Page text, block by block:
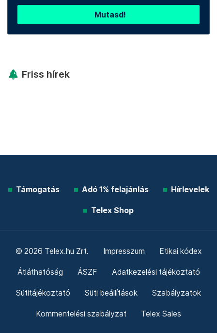
Mutasd!
Friss hírek
Támogatás Adó 1% felajánlás Hírlevelek
Telex Shop
© 2026 Telex.hu Zrt. Impresszum Etikai kódex
Átláthatóság ÁSZF Adatkezelési tájékoztató
Sütitájékoztató Süti beállítások Szabályzatok
Kommentelési szabályzat Telex Sales